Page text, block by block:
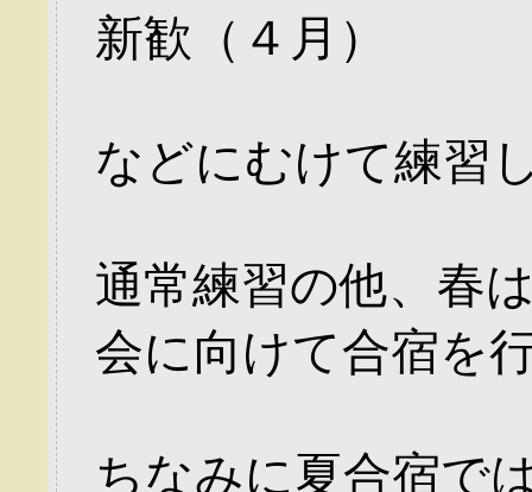
新歓（４月）
などにむけて練習
通常練習の他、春
会に向けて合宿を
ちなみに夏合宿で